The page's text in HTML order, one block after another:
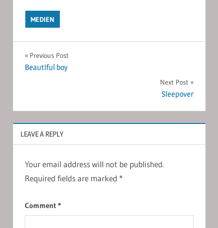
MEDIEN
Post
navigation
Previous Post
Beautiful boy
Next Post
Sleepover
LEAVE A REPLY
Your email address will not be published.
Required fields are marked *
Comment *